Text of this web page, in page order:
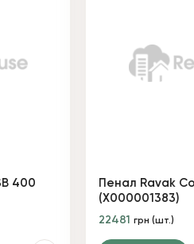
400
Пенал Ravak
(X000001383)
22481грн (шт.)